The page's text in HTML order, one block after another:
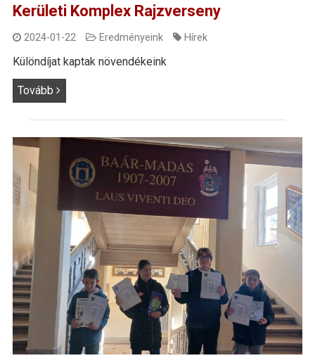
Kerületi Komplex Rajzverseny
2024-01-22 Eredményeink Hírek
Különdíjat kaptak növendékeink
Tovább